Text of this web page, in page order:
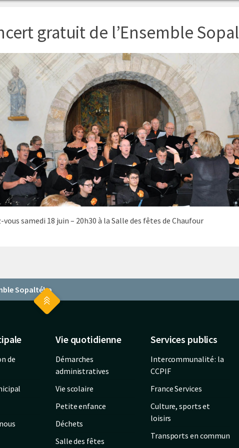
gratuit de l’Ensemble
vous samedi 18 juin – 20h30 à la Salle des fêtes de Chaufour
Sopaltéba
de
Vie quotidienne
Démarches
administratives
Vie scolaire
Petite enfance
Déchets
Salle des fêtes
Services publics
Intercommunalité : la
CCPIF
France Services
Culture, sports et
loisirs
Transports en commun